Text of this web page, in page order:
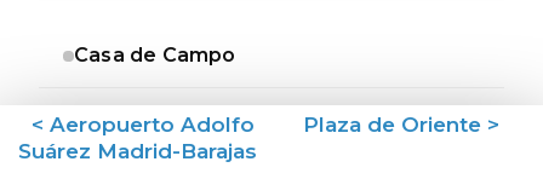
< Aeropuerto Adolfo
Suárez Madrid-Barajas
Plaza de Oriente >
Casa de Campo
Puerta de Europa